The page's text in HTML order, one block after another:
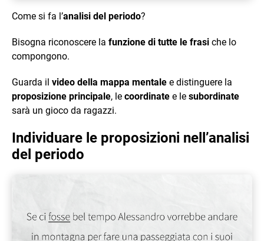
Come si fa l’analisi del periodo?
Bisogna riconoscere la funzione di tutte le frasi che lo
compongono.
Guarda il video della mappa mentale e distinguere la
proposizione principale, le coordinate e le subordinate
sarà un gioco da ragazzi.
Individuare le proposizioni nell’analisi
del periodo